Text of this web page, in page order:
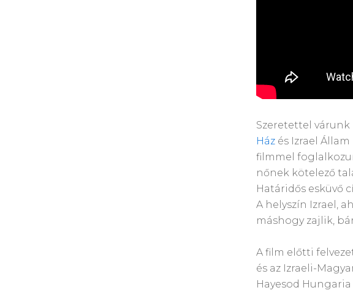
Szeretettel
Ház és Izrael
filmmel
nőnek kötelező
Határidős esküvő
A helyszín Izrael,
máshogy zajlik,
A film előtti
és az Izraeli-
Hayesod Hungaria